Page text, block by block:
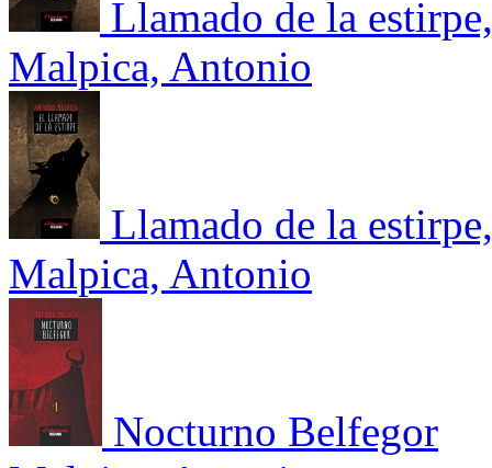
Llamado de la
Malpica, Antonio
Llamado de la
Malpica, Antonio
Nocturno Belfegor